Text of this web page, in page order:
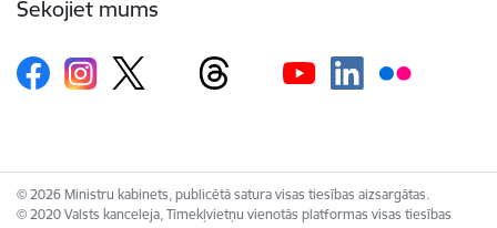
Sekojiet mums
© 2026 Ministru kabinets, publicētā satura visas tiesības aizsargātas.
© 2020 Valsts kanceleja, Tīmekļvietņu vienotās platformas visas tiesības